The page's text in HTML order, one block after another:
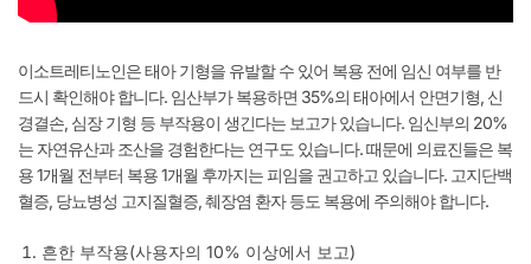
이소트레티노인은 태아 기형을 유발할 수 있어 복용 전에 임신 여부를 반
드시 확인해야 합니다. 임산부가 복용하면 35%의 태아에서 안면기형, 신
경결손, 심장 기형 등 부작용이 생긴다는 보고가 있습니다. 임신부의 20%
는 자연유산과 조산을 경험한다는 연구도 있습니다. 때문에 의료진들은 복
용 1개월 전부터 복용 1개월 후까지는 피임을 권고하고 있습니다. 고지단백
혈증, 당뇨병성 고지질혈증, 췌장염 환자 등도 복용에 주의해야 합니다.
흔한 부작용(사용자의 10% 이상에서 보고)